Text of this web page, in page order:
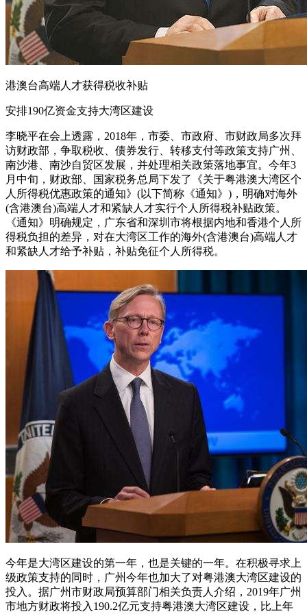
港澳台高端人才获得税收补贴
安排190亿资金支持大湾区建设
李晓平在会上透露，2018年，市委、市政府、市财政局多次拜
访财政部，争取税收、债券发行、转移支付等政策支持广州、
南沙港、南沙自贸区发展，并处理相关政策落地事宜。今年3
月中旬，财政部、国家税务总局下发了《关于粤港澳大湾区个
人所得税优惠政策的通知》(以下简称《通知》)，明确对海外
(含港澳台)高端人才和紧缺人才实行个人所得税补贴政策。
《通知》明确规定，广东省和深圳市将根据内地和香港个人所
得税负担的差异，对在大湾区工作的海外(含港澳台)高端人才
和紧缺人才给予补贴，补贴免征个人所得税。
今年是大湾区建设的第一年，也是关键的一年。在积极寻求上
级政策支持的同时，广州今年也加大了对粤港澳大湾区建设的
投入。据广州市财政局预算部门相关负责人介绍，2019年广州
市地方财政将投入190.2亿元支持粤港澳大湾区建设，比上年